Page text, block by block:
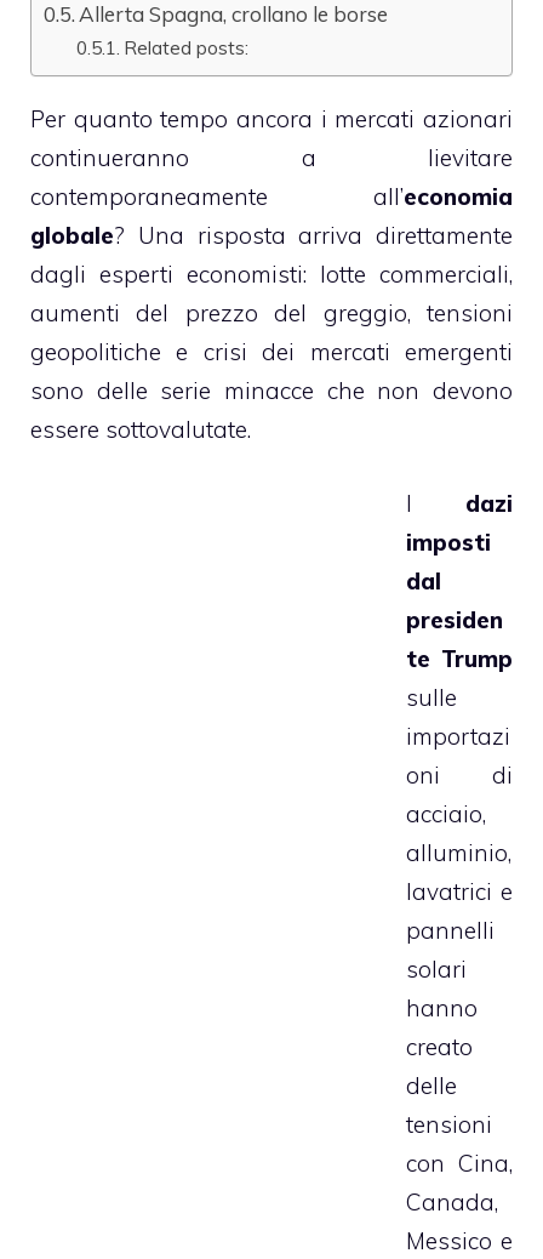
Allerta Spagna, crollano le borse
Related posts:
Per quanto tempo ancora i mercati azionari
continueranno a lievitare
contemporaneamente all’economia
globale? Una risposta arriva direttamente
dagli esperti economisti: lotte commerciali,
aumenti del prezzo del greggio, tensioni
geopolitiche e crisi dei mercati emergenti
sono delle serie minacce che non devono
essere sottovalutate.
I dazi
imposti
dal
presiden
te Trump
sulle
importazi
oni di
acciaio,
alluminio,
lavatrici e
pannelli
solari
hanno
creato
delle
tensioni
con Cina,
Canada,
Messico e